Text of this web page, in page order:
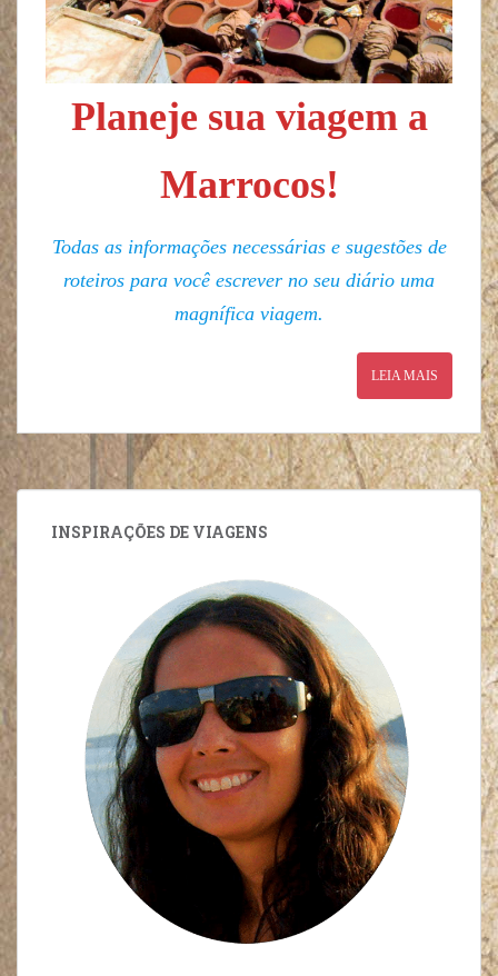
Planeje sua viagem a
Marrocos!
Todas as informações necessárias e sugestões de
roteiros para você escrever no seu diário uma
magnífica viagem.
LEIA MAIS
INSPIRAÇÕES DE VIAGENS